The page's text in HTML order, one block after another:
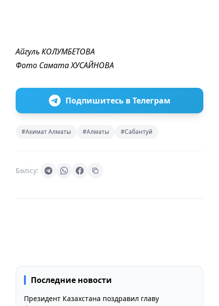
Айгуль КОЛУМБЕТОВА
Фото Самата ХУСАЙНОВА
Подпишитесь в Телеграм
#Акимат Алматы #Алматы #Сабантуй
Бөлісу:
Последние новости
Президент Казахстана поздравил главу